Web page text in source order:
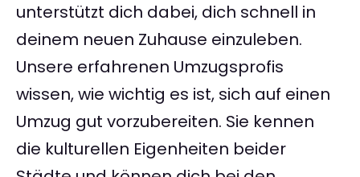
unterstützt dich dabei, dich schnell in
deinem neuen Zuhause einzuleben.
Unsere erfahrenen Umzugsprofis
wissen, wie wichtig es ist, sich auf einen
Umzug gut vorzubereiten. Sie kennen
die kulturellen Eigenheiten beider